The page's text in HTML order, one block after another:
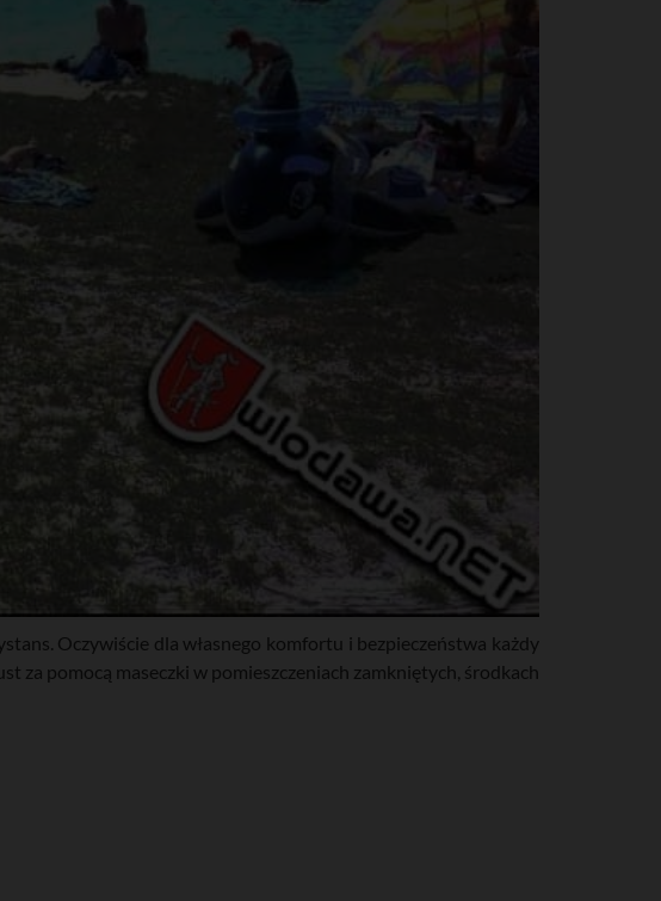
Oczywiście dla własnego komfortu i bezpieczeństwa każdy
za pomocą maseczki w pomieszczeniach zamkniętych, środkach